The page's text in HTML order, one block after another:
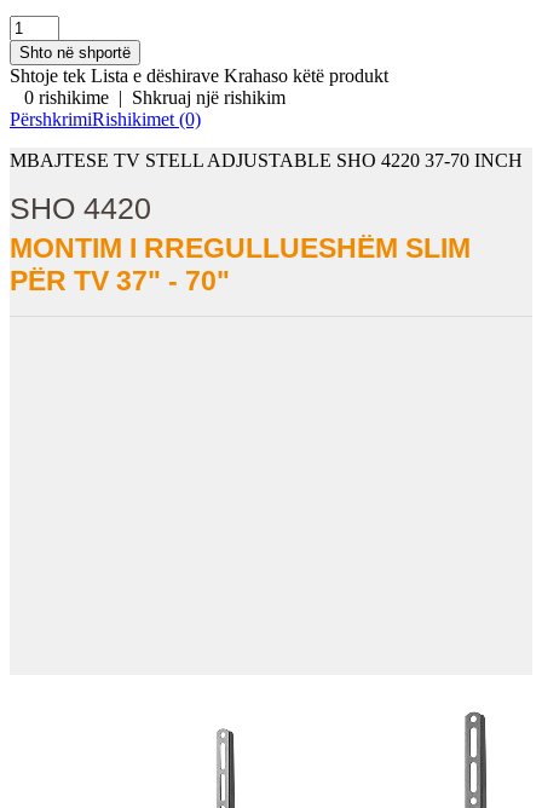
Shtoje tek Lista e dëshirave Krahaso këtë produkt
0 rishikime | Shkruaj një rishikim
PërshkrimiRishikimet (0)
MBAJTESE TV STELL ADJUSTABLE SHO 4220 37-70 INCH
SHO 4420
MONTIM I RREGULLUESHËM SLIM
PËR TV 37" - 70"